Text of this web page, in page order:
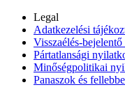
Legal
Adatkezelési
Visszaélés-bejelentő
Pártatlansági
Minőségpolitikai
Panaszok és